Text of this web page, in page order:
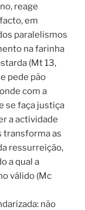
reage
em
paralelismos
na farinha
(Mt 13,
pede pão
com a
se faça justiça
a actividade
transforma as
ressurreição,
a qual a
válido (Mc
não